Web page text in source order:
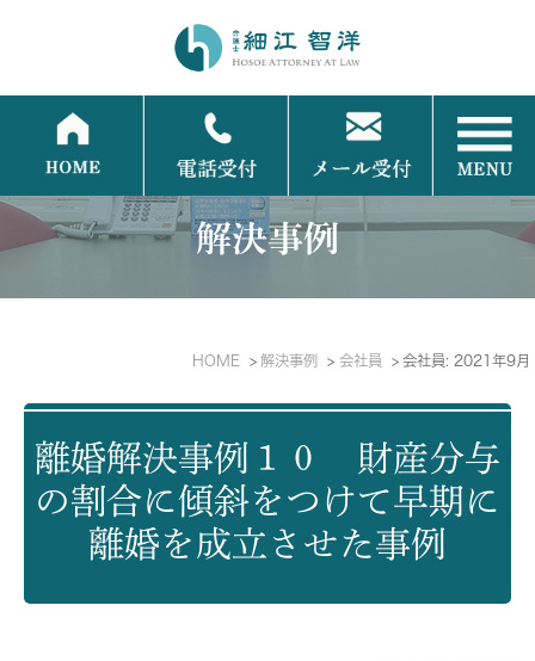
解決事例
HOME 解決事例 会社員 会社員: 2021年9月
離婚解決事例１０ 財産分与
の割合に傾斜をつけて早期に
離婚を成立させた事例